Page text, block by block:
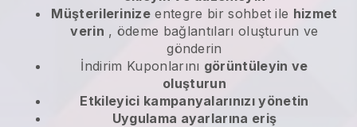
Müşterilerinize entegre bir sohbet ile hizmet
verin , ödeme bağlantıları oluşturun ve
gönderin
İndirim Kuponlarını görüntüleyin ve
oluşturun
Etkileyici kampanyalarınızı yönetin
Uygulama ayarlarına eriş